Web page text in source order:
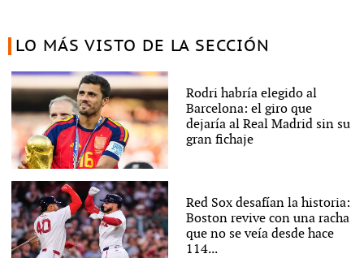
LO MÁS VISTO DE LA SECCIÓN
Rodri habría elegido al
Barcelona: el giro que
dejaría al Real Madrid sin su
gran fichaje
Red Sox desafían la historia:
Boston revive con una racha
que no se veía desde hace
114...